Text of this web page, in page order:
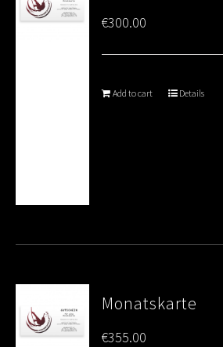
€300.00
Add to cart Details
Monatskarte
€355.00